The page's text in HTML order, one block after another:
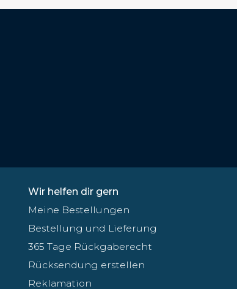
Wir helfen dir gern
Meine Bestellungen
Bestellung und Lieferung
365 Tage Rückgaberecht
Rücksendung erstellen
Reklamation